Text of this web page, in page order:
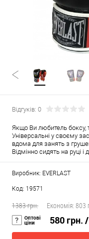
Відгуків: 0
Якщо Ви любитель боксу,
Універсальні у своєму
вдома для занять з
Відмінно сидять на руці
Виробник: EVERLAST
Код: 19571
1383 грн. Економія: 803
Оптові
ціни 580 грн.